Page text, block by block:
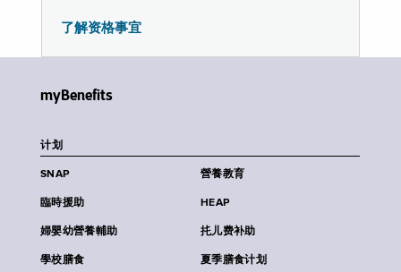
了解资格事宜
myBenefits
计划
SNAP 營養教育
臨時援助 HEAP
婦嬰幼營養輔助 扥儿费补助
學校膳食 夏季膳食计划